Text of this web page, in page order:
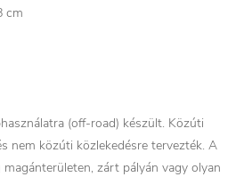
cm
(off-road) készült. Közúti
nem közúti közlekedésre tervezték. A
zárt pályán vagy olyan